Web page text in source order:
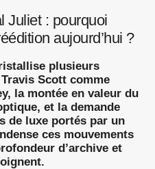
Juliet : pourquoi
aujourd’hui ?
plusieurs
Scott comme
la montée en valeur du
et la demande
de luxe portés par un
ces mouvements
d’archive et